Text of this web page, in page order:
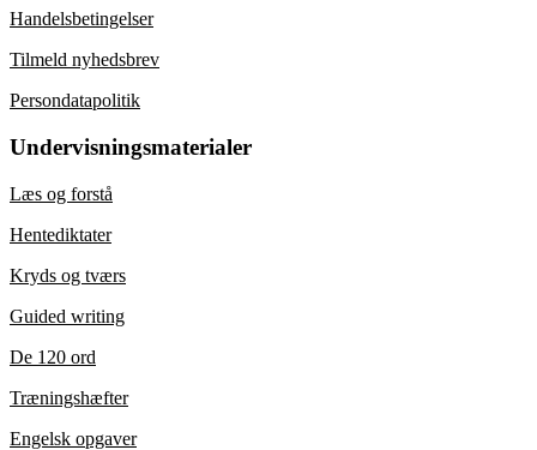
Handelsbetingelser
Tilmeld nyhedsbrev
Persondatapolitik
Undervisningsmaterialer
Læs og forstå
Hentediktater
Kryds og tværs
Guided writing
De 120 ord
Træningshæfter
Engelsk opgaver